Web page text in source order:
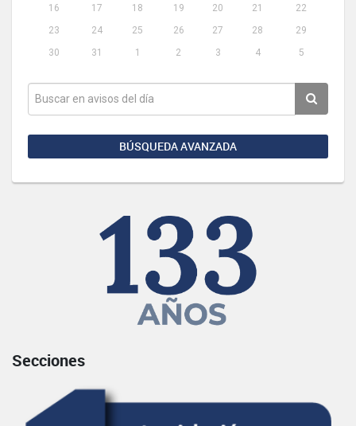
16
17 18 19 20 21
22
23
24 25 26 27 28
29
30
31 1 2 3 4 5
BÚSQUEDA AVANZADA
Secciones